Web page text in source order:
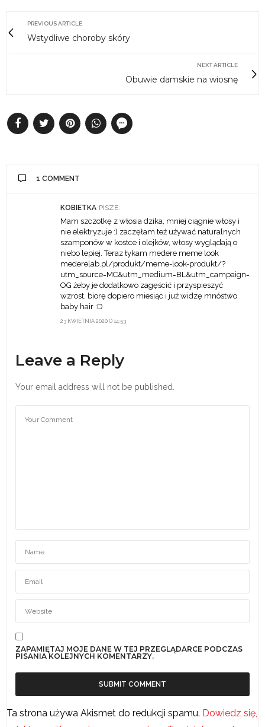
PREVIOUS ARTICLE
Wstydliwe choroby skóry
NEXT ARTICLE
Obuwie damskie na wiosnę
1 COMMENT
KOBIETKA PISZE:
23 KWIETNIA 2020 O 14:53
Mam szczotkę z włosia dzika, mniej ciągnie włosy i
nie elektryzuje :) zaczęłam też używać naturalnych
szamponów w kostce i olejków, włosy wyglądają o
niebo lepiej. Teraz łykam medere meme look
mederelab.pl/produkt/meme-look-produkt/?
utm_source=MC&utm_medium=BL&utm_campaign=
OG żeby je dodatkowo zagęścić i przyspieszyć
wzrost, biorę dopiero miesiąc i już widzę mnóstwo
baby hair :D
Leave a Reply
Your email address will not be published.
ZAPAMIĘTAJ MOJE DANE W TEJ PRZEGLĄDARCE PODCZAS
PISANIA KOLEJNYCH KOMENTARZY.
Ta strona używa Akismet do redukcji spamu. Dowiedz się,